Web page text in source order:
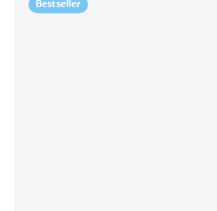
Bestseller